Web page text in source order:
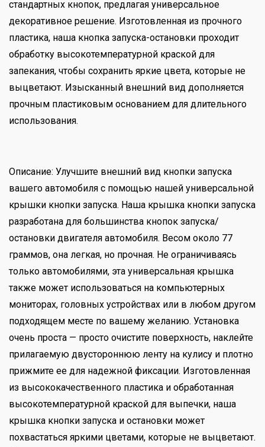
стандартных кнопок, предлагая универсальное
декоративное решение. Изготовленная из прочного
пластика, наша кнопка запуска-остановки проходит
обработку высокотемпературной краской для
запекания, чтобы сохранить яркие цвета, которые не
выцветают. Изысканный внешний вид дополняется
прочным пластиковым основанием для длительного
использования.
Описание: Улучшите внешний вид кнопки запуска
вашего автомобиля с помощью нашей универсальной
крышки кнопки запуска. Наша крышка кнопки запуска
разработана для большинства кнопок запуска/
остановки двигателя автомобиля. Весом около 77
граммов, она легкая, но прочная. Не ограничиваясь
только автомобилями, эта универсальная крышка
также может использоваться на компьютерных
мониторах, головных устройствах или в любом другом
подходящем месте по вашему желанию. Установка
очень проста — просто очистите поверхность, наклейте
прилагаемую двустороннюю ленту на кулису и плотно
прижмите ее для надежной фиксации. Изготовленная
из высококачественного пластика и обработанная
высокотемпературной краской для выпечки, наша
крышка кнопки запуска и остановки может
похвастаться яркими цветами, которые не выцветают.